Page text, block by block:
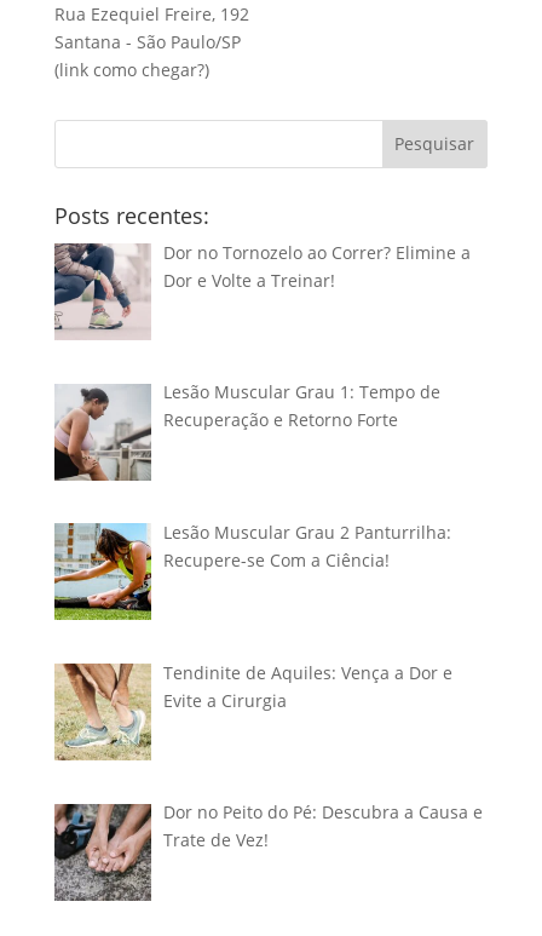
Rua Ezequiel Freire, 192
Santana - São Paulo/SP
(link como chegar?)
Pesquisar
Posts recentes:
Dor no Tornozelo ao Correr? Elimine a
Dor e Volte a Treinar!
Lesão Muscular Grau 1: Tempo de
Recuperação e Retorno Forte
Lesão Muscular Grau 2 Panturrilha:
Recupere-se Com a Ciência!
Tendinite de Aquiles: Vença a Dor e
Evite a Cirurgia
Dor no Peito do Pé: Descubra a Causa e
Trate de Vez!